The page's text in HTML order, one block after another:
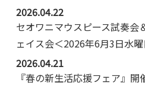
2026.04.22
セオワニマウスピース試奏会
ェイス会＜2026年6月3日水
2026.04.21
『春の新生活応援フェア』開